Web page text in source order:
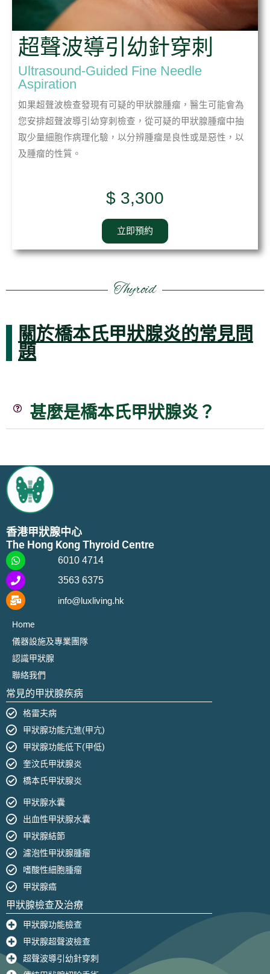
超聲波導引幼針穿刺
Ultrasound-Guided Fine Needle
Aspiration
如果超聲波檢查發現有可疑的甲狀腺腫瘤，醫生可能會為
您安排超聲波導引幼穿刺檢查，從可疑的甲狀腺腫瘤中抽
取少量細胞作病理化驗，以分辨腫瘤是良性或是惡性，以
及腫瘤的性質。
$ 3,300
立即預約
Thyroid
關於橋本氏甲狀腺炎的常見問
題
甚麼是橋本氏甲狀腺炎？
香港甲狀腺中心
The Hong Kong Thyroid Centre
6010 4714
3563 6375
info@luxliving.hk
Home
儀器設施及專業團隊
認識甲狀腺
聯絡我們
常見的甲狀腺疾病
格雷夫病
甲狀腺功能亢進(甲亢)
甲狀腺功能低下(甲低)
奎汶氏甲狀腺炎
橋本氏甲狀腺炎
甲狀腺水囊
出血性甲狀腺水囊
甲狀腺結節
濾泡性甲狀腺腫瘤
嗜酸性細胞腫瘤
甲狀腺癌
甲狀腺檢查及治療
甲狀腺功能檢查
甲狀腺超聲波檢查
超聲波導引幼針穿刺